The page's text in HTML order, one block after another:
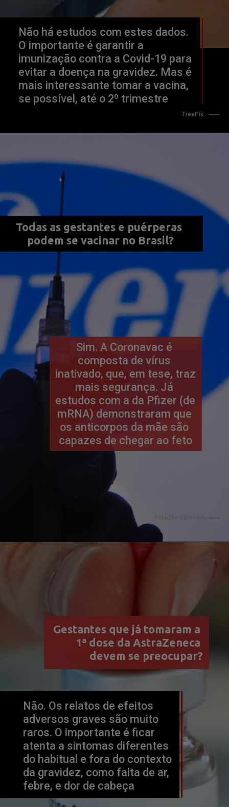
FreePik
Não há estudos com estes dados.
O importante é garantir a
imunização contra a Covid-19 para
evitar a doença na gravidez. Mas é
mais interessante tomar a vacina,
se possível, até o 2º trimestre
Todas as gestantes e puérperas
podem se vacinar no Brasil?
Sim. A Coronavac é
composta de vírus
inativado, que, em tese, traz
mais segurança. Já
estudos com a da Pfizer (de
mRNA) demonstraram que
os anticorpos da mãe são
capazes de chegar ao feto
Não. Os relatos de efeitos
adversos graves são muito
raros. O importante é ficar
atenta a sintomas diferentes
do habitual e fora do contexto
da gravidez, como falta de ar,
febre, e dor de cabeça
Gestantes que já tomaram a
1ª dose da AstraZeneca
devem se preocupar?